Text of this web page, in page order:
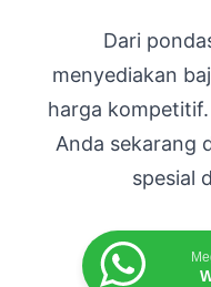
Dari
menyediakan
harga
Anda sekarang
spesial